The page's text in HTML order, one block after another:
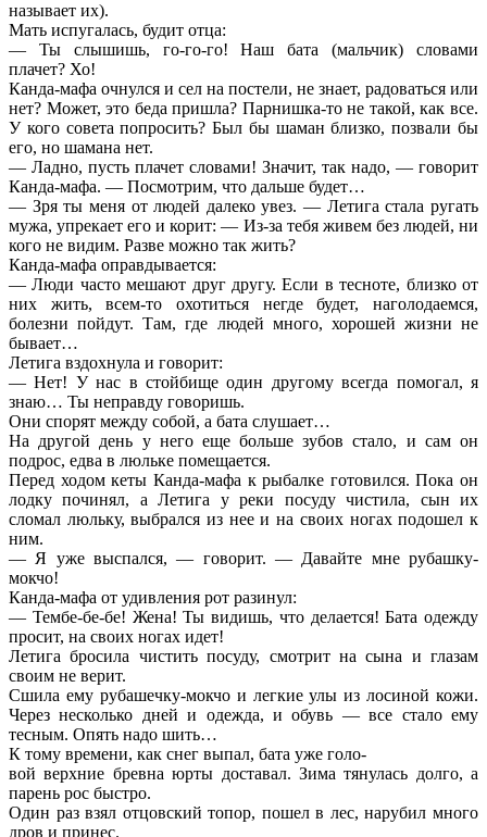
называет их).
Мать испугалась, будит отца:
— Ты слышишь, го-го-го! Наш бата (мальчик) словами
плачет? Хо!
Канда-мафа очнулся и сел на постели, не знает, радоваться или
нет? Может, это беда пришла? Парнишка-то не такой, как все.
У кого совета попросить? Был бы шаман близко, позвали бы
его, но шамана нет.
— Ладно, пусть плачет словами! Значит, так надо, — говорит
Канда-мафа. — Посмотрим, что дальше будет…
— Зря ты меня от людей далеко увез. — Летига стала ругать
мужа, упрекает его и корит: — Из-за тебя живем без людей, ни
кого не видим. Разве можно так жить?
Канда-мафа оправдывается:
— Люди часто мешают друг другу. Если в тесноте, близко от
них жить, всем-то охотиться негде будет, наголодаемся,
болезни пойдут. Там, где людей много, хорошей жизни не
бывает…
Летига вздохнула и говорит:
— Нет! У нас в стойбище один другому всегда помогал, я
знаю… Ты неправду говоришь.
Они спорят между собой, а бата слушает…
На другой день у него еще больше зубов стало, и сам он
подрос, едва в люльке помещается.
Перед ходом кеты Канда-мафа к рыбалке готовился. Пока он
лодку починял, а Летига у реки посуду чистила, сын их
сломал люльку, выбрался из нее и на своих ногах подошел к
ним.
— Я уже выспался, — говорит. — Давайте мне рубашку-
мокчо!
Канда-мафа от удивления рот разинул:
— Тембе-бе-бе! Жена! Ты видишь, что делается! Бата одежду
просит, на своих ногах идет!
Летига бросила чистить посуду, смотрит на сына и глазам
своим не верит.
Сшила ему рубашечку-мокчо и легкие улы из лосиной кожи.
Через несколько дней и одежда, и обувь — все стало ему
тесным. Опять надо шить…
К тому времени, как снег выпал, бата уже голо-
вой верхние бревна юрты доставал. Зима тянулась долго, а
парень рос быстро.
Один раз взял отцовский топор, пошел в лес, нарубил много
дров и принес.